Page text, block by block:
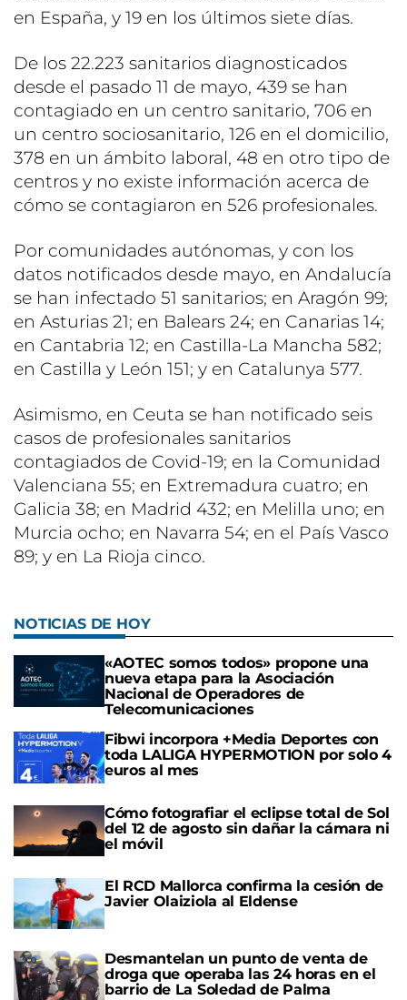
en España, y 19 en los últimos siete días.
De los 22.223 sanitarios diagnosticados
desde el pasado 11 de mayo, 439 se han
contagiado en un centro sanitario, 706 en
un centro sociosanitario, 126 en el domicilio,
378 en un ámbito laboral, 48 en otro tipo de
centros y no existe información acerca de
cómo se contagiaron en 526 profesionales.
Por comunidades autónomas, y con los
datos notificados desde mayo, en Andalucía
se han infectado 51 sanitarios; en Aragón 99;
en Asturias 21; en Balears 24; en Canarias 14;
en Cantabria 12; en Castilla-La Mancha 582;
en Castilla y León 151; y en Catalunya 577.
Asimismo, en Ceuta se han notificado seis
casos de profesionales sanitarios
contagiados de Covid-19; en la Comunidad
Valenciana 55; en Extremadura cuatro; en
Galicia 38; en Madrid 432; en Melilla uno; en
Murcia ocho; en Navarra 54; en el País Vasco
89; y en La Rioja cinco.
NOTICIAS DE HOY
«AOTEC somos todos» propone una
nueva etapa para la Asociación
Nacional de Operadores de
Telecomunicaciones
Fibwi incorpora +Media Deportes con
toda LALIGA HYPERMOTION por solo 4
euros al mes
Cómo fotografiar el eclipse total de Sol
del 12 de agosto sin dañar la cámara ni
el móvil
El RCD Mallorca confirma la cesión de
Javier Olaiziola al Eldense
Desmantelan un punto de venta de
droga que operaba las 24 horas en el
barrio de La Soledad de Palma